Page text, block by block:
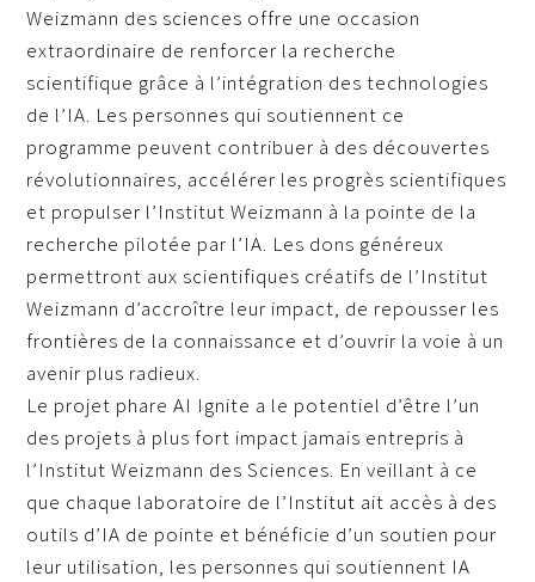
Weizmann des sciences offre une occasion
extraordinaire de renforcer la recherche
scientifique grâce à l’intégration des technologies
de l’IA. Les personnes qui soutiennent ce
programme peuvent contribuer à des découvertes
révolutionnaires, accélérer les progrès scientifiques
et propulser l’Institut Weizmann à la pointe de la
recherche pilotée par l’IA. Les dons généreux
permettront aux scientifiques créatifs de l’Institut
Weizmann d’accroître leur impact, de repousser les
frontières de la connaissance et d’ouvrir la voie à un
avenir plus radieux.
Le projet phare AI Ignite a le potentiel d’être l’un
des projets à plus fort impact jamais entrepris à
l’Institut Weizmann des Sciences. En veillant à ce
que chaque laboratoire de l’Institut ait accès à des
outils d’IA de pointe et bénéficie d’un soutien pour
leur utilisation, les personnes qui soutiennent IA